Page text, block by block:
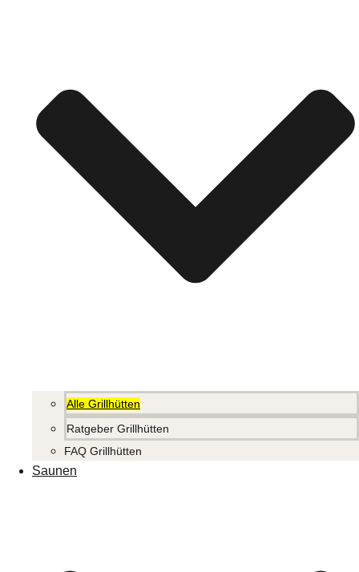
Alle Grillhütten
Ratgeber Grillhütten
FAQ Grillhütten
Saunen